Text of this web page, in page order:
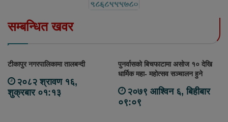
सम्बन्धित खवर
टीकापुर नगरपालिकामा तालबन्दी
२०८२ श्रावण १६,
शुक्रबार ०१:१३
पुनर्वासको बिचफाटामा असोज १० देखि
धार्मिक महा- महोत्सव सञ्चालन हुने
२०७९ आश्विन ६, बिहीबार
०९:०९